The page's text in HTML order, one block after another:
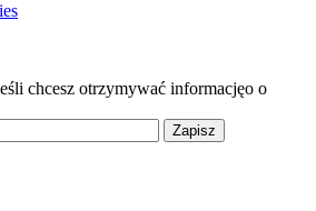
chcesz otrzymywać informacjęo o
Zapisz